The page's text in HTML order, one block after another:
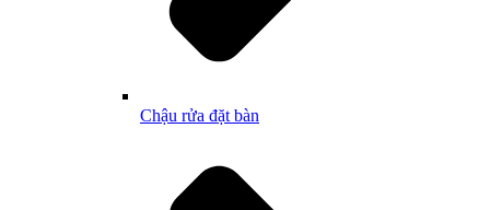
Chậu rửa đặt bàn